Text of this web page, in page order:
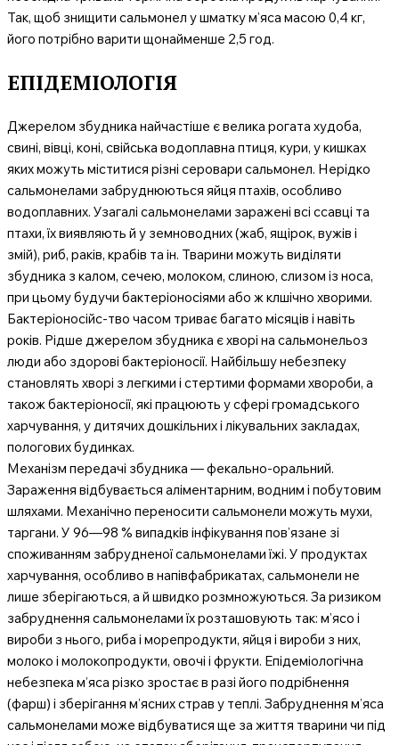
Так, щоб знищити сальмонел у шматку м’яса масою 0,4 кг,
його потрібно варити щонайменше 2,5 год.
ЕПІДЕМІОЛОГІЯ
Джерелом збудника найчастіше є велика рогата худоба,
свині, вівці, коні, свійська водоплавна птиця, кури, у кишках
яких можуть міститися різні серовари сальмонел. Нерідко
сальмонелами забруднюються яйця птахів, особливо
водоплавних. Узагалі сальмонелами заражені всі ссавці та
птахи, їх виявляють й у земноводних (жаб, ящірок, вужів і
змій), риб, раків, крабів та ін. Тварини можуть виділяти
збудника з калом, сечею, молоком, слиною, слизом із носа,
при цьому будучи бактеріоносіями або ж клшічно хворими.
Бактеріоносійс-тво часом триває багато місяців і навіть
років. Рідше джерелом збудника є хворі на сальмонельоз
люди або здорові бактеріоносії. Найбільшу небезпеку
становлять хворі з легкими і стертими формами хвороби, а
також бактеріоносії, які працюють у сфері громадського
харчування, у дитячих дошкільних і лікувальних закладах,
пологових будинках.
Механізм передачі збудника — фекально-оральний.
Зараження відбувається аліментарним, водним і побутовим
шляхами. Механічно переносити сальмонели можуть мухи,
таргани. У 96—98 % випадків інфікування пов’язане зі
споживанням забрудненої сальмонелами їжі. У продуктах
харчування, особливо в напівфабрикатах, сальмонели не
лише зберігаються, а й швидко розмножуються. За ризиком
забруднення сальмонелами їх розташовують так: м’ясо і
вироби з нього, риба і морепродукти, яйця і вироби з них,
молоко і молокопродукти, овочі і фрукти. Епідеміологічна
небезпека м’яса різко зростає в разі його подрібнення
(фарш) і зберігання м’ясних страв у теплі. Забруднення м’яса
сальмонелами може відбуватися ще за життя тварини чи під